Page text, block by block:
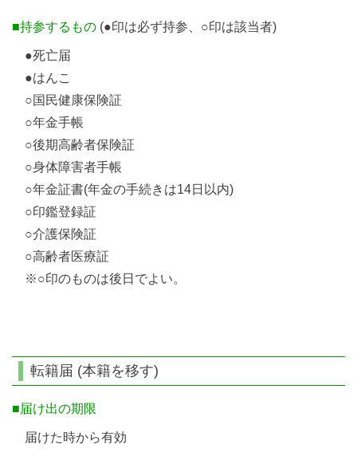
■持参するもの (●印は必ず持参、○印は該当者)
●死亡届
●はんこ
○国民健康保険証
○年金手帳
○後期高齢者保険証
○身体障害者手帳
○年金証書(年金の手続きは14日以内)
○印鑑登録証
○介護保険証
○高齢者医療証
※○印のものは後日でよい。
転籍届 (本籍を移す)
■届け出の期限
届けた時から有効